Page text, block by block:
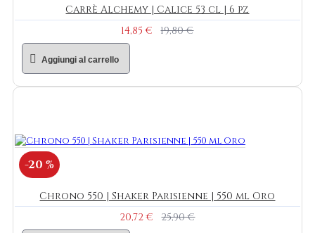
Carrè Alchemy | Calice 53 cl | 6 pz
14,85 €
19,80 €
Aggiungi al carrello
-20 %
Chrono 550 | Shaker Parisienne | 550 ml Oro
20,72 €
25,90 €